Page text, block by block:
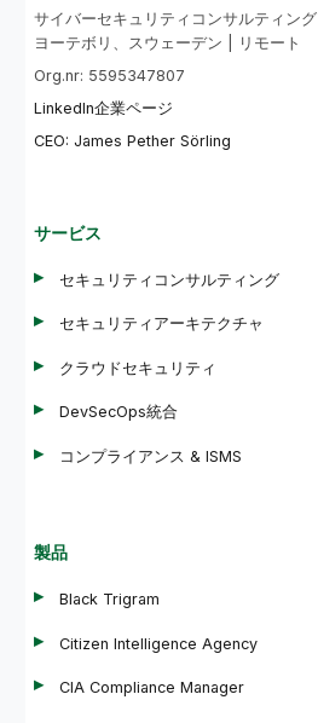
サイバーセキュリティコンサルティング
ヨーテボリ、スウェーデン | リモート
Org.nr: 5595347807
LinkedIn企業ページ
CEO: James Pether Sörling
サービス
セキュリティコンサルティング
セキュリティアーキテクチャ
クラウドセキュリティ
DevSecOps統合
コンプライアンス & ISMS
製品
Black Trigram
Citizen Intelligence Agency
CIA Compliance Manager